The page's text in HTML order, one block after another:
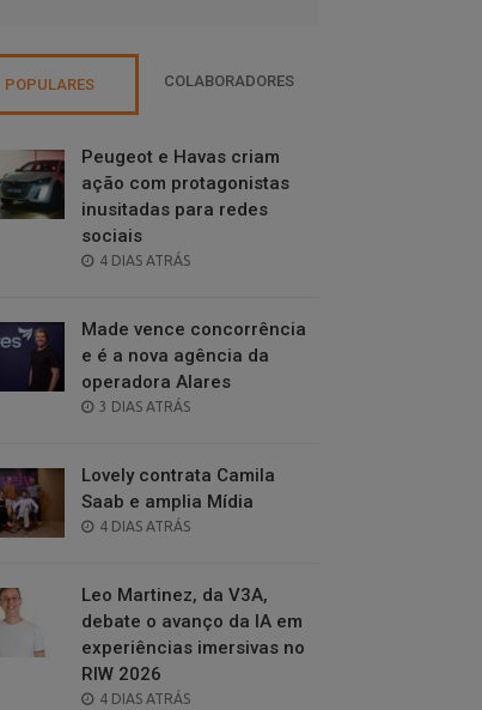
POPULARES COLABORADORES
Peugeot e Havas criam
ação com protagonistas
inusitadas para redes
sociais
POSTED
4 DIAS ATRÁS
Made vence concorrência
e é a nova agência da
operadora Alares
POSTED
3 DIAS ATRÁS
Lovely contrata Camila
Saab e amplia Mídia
POSTED
4 DIAS ATRÁS
Leo Martinez, da V3A,
debate o avanço da IA em
experiências imersivas no
RIW 2026
POSTED
4 DIAS ATRÁS